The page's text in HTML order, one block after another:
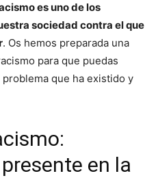
es uno de los
sociedad contra el que
. Os hemos preparada una
para que puedas
que ha existido y
en la